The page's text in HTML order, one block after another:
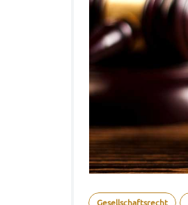
Gesellschaftsrecht